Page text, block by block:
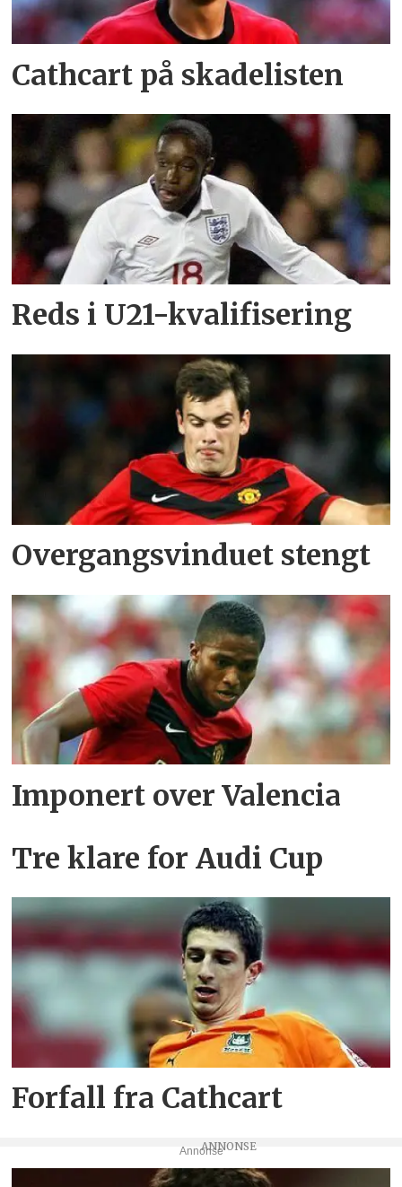
Cathcart på skadelisten
Reds i U21-kvalifisering
Overgangsvinduet stengt
Imponert over Valencia
Tre klare for Audi Cup
Forfall fra Cathcart
Annonse